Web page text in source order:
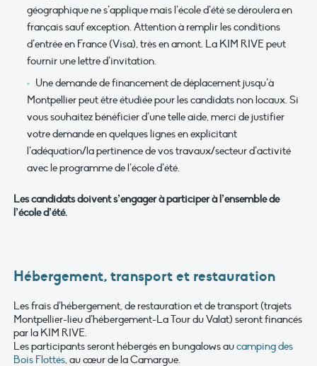
géographique ne s’applique mais l’école d’été se déroulera en
français sauf exception. Attention à remplir les conditions
d’entrée en France (Visa), très en amont. La KIM RIVE peut
fournir une lettre d’invitation.
Une demande de financement de déplacement jusqu’à
Montpellier peut être étudiée pour les candidats non locaux. Si
vous souhaitez bénéficier d’une telle aide, merci de justifier
votre demande en quelques lignes en explicitant
l’adéquation/la pertinence de vos travaux/secteur d’activité
avec le programme de l’école d’été.
Les candidats doivent s’engager à participer à l’ensemble de
l’école d’été.
Hébergement, transport et restauration
Les frais d’hébergement, de restauration et de transport (trajets
Montpellier-lieu d’hébergement-La Tour du Valat) seront financés
par la KIM RIVE.
Les participants seront hébergés en bungalows aucamping des
Bois Flottés, au cœur de la Camargue.